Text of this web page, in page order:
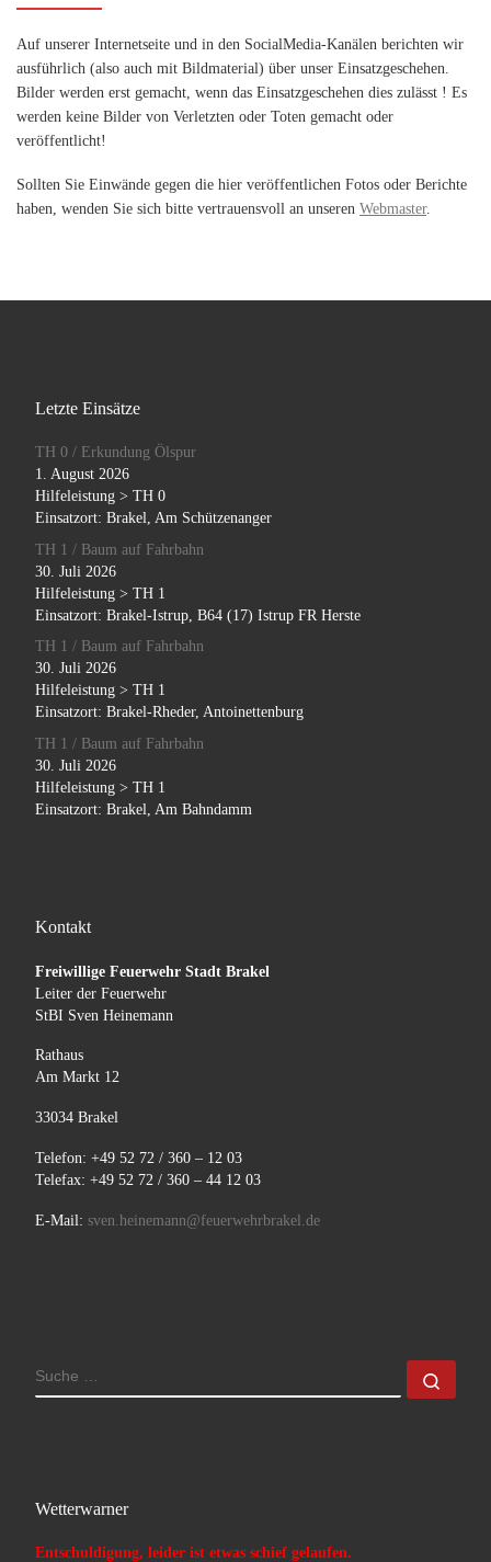
Auf unserer Internetseite und in den SocialMedia-Kanälen berichten wir
ausführlich (also auch mit Bildmaterial) über unser Einsatzgeschehen.
Bilder werden erst gemacht, wenn das Einsatzgeschehen dies zulässt ! Es
werden keine Bilder von Verletzten oder Toten gemacht oder
veröffentlicht!
Sollten Sie Einwände gegen die hier veröffentlichen Fotos oder Berichte
haben, wenden Sie sich bitte vertrauensvoll an unseren Webmaster.
Letzte Einsätze
TH 0 / Erkundung Ölspur
1. August 2026
Hilfeleistung > TH 0
Einsatzort: Brakel, Am Schützenanger
TH 1 / Baum auf Fahrbahn
30. Juli 2026
Hilfeleistung > TH 1
Einsatzort: Brakel-Istrup, B64 (17) Istrup FR Herste
TH 1 / Baum auf Fahrbahn
30. Juli 2026
Hilfeleistung > TH 1
Einsatzort: Brakel-Rheder, Antoinettenburg
TH 1 / Baum auf Fahrbahn
30. Juli 2026
Hilfeleistung > TH 1
Einsatzort: Brakel, Am Bahndamm
Kontakt
Freiwillige Feuerwehr Stadt Brakel
Leiter der Feuerwehr
StBI Sven Heinemann
Rathaus
Am Markt 12
33034 Brakel
Telefon: +49 52 72 / 360 – 12 03
Telefax: +49 52 72 / 360 – 44 12 03
E-Mail: sven.heinemann@feuerwehrbrakel.de
SUCHE
Wetterwarner
Entschuldigung, leider ist etwas schief gelaufen.